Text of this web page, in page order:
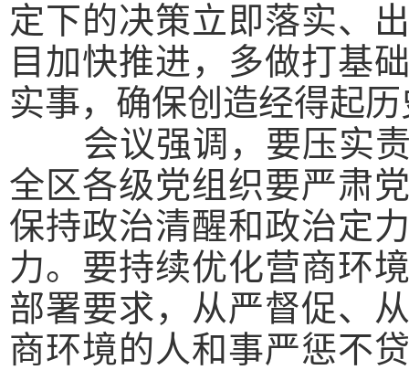
定下的决策立即落实、
目加快推进，多做打基
实事，确保创造经得起
会议强调， 要压实
全区各级党组织要严肃
保持政治清醒和政治定
力。要持续优化营商环
部署要求，从严督促、
商环境的人和事严惩不